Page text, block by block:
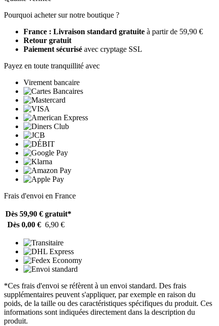
Pourquoi acheter sur notre boutique ?
France : Livraison standard gratuite à partir de 59,90 €
Retour gratuit
Paiement sécurisé avec cryptage SSL
Payez en toute tranquillité avec
Virement bancaire
Frais d'envoi en France
Dès 59,90 € gratuit*
Dès 0,00 € 6,90 €
*Ces frais d'envoi se réfèrent à un envoi standard. Des frais
supplémentaires peuvent s'appliquer, par exemple en raison du
poids, de la taille ou des caractéristiques spécifiques du produit. Ces
informations sont indiquées directement dans la description du
produit.